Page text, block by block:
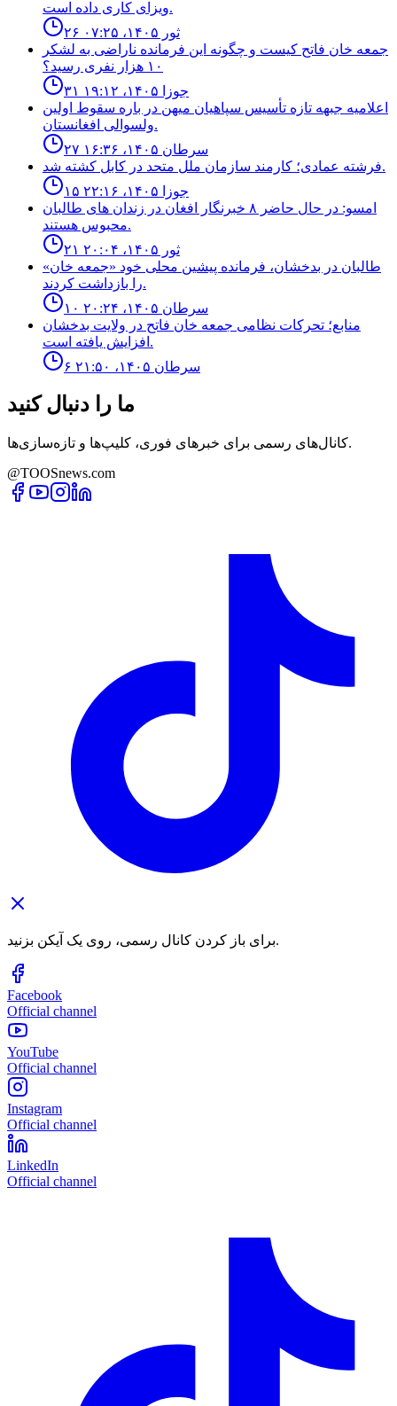
ویزای کاری داده است.
۲۶ ثور ۱۴۰۵، ۰۷:۲۵
جمعه خان فاتح كيست و چگونه اين فرمانده ناراضى به لشكر
١٠ هزار نفرى رسيد؟
۳۱ جوزا ۱۴۰۵، ۱۹:۱۲
اعلاميه جبهه تازه تأسيس سپاهيان ميهن در باره سقوط اولين
ولسوالى افغانستان.
۲۷ سرطان ۱۴۰۵، ۱۶:۳۶
فرشته عمادى؛ كارمند سازمان ملل متحد در كابل كشته شد.
۱۵ جوزا ۱۴۰۵، ۲۲:۱۶
امسو: در حال حاضر ۸ خبرنگار افغان در زندان‌ های طالبان
محبوس هستند.
۲۱ ثور ۱۴۰۵، ۲۰:۰۴
طالبان در بدخشان، فرمانده پیشین محلی خود «جمعه خان»
را بازداشت کردند.
۱۰ سرطان ۱۴۰۵، ۲۰:۲۴
منابع؛ تحركات نظامى جمعه خان فاتح در ولايت بدخشان
افزايش يافته است.
۶ سرطان ۱۴۰۵، ۲۱:۵۰
ما را دنبال کنید
کانال‌های رسمی برای خبرهای فوری، کلیپ‌ها و تازه‌سازی‌ها.
@TOOSnews.com
برای باز کردن کانال رسمی، روی یک آیکن بزنید.
Facebook
Official channel
YouTube
Official channel
Instagram
Official channel
LinkedIn
Official channel